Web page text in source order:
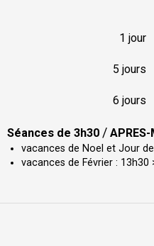
1 jour
5 jours
6 jours
Séances de 3h30 / APRES-
vacances de Noel et Jour
vacances de Février : 13h30